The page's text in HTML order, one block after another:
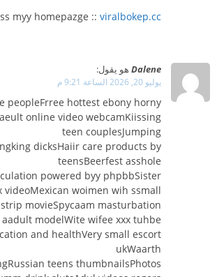
myy homepazge :: viralbokep.cc
Dalene هو يقول:
يوليو 20, 2026 الساعة 9:21 م
peopleFrree hottest ebony horny
online video webcamKiissing
teen couplesJumping
dicksHaiir care products by
teensBeerfest asshole
powered byy phpbbSister
videoMexican woimen wih ssmall
movieSpycaam masturbation
modelWite wifee xxx tuhbe
and healthVery small escort
ukWaarth
teens thumbnailsPhotos